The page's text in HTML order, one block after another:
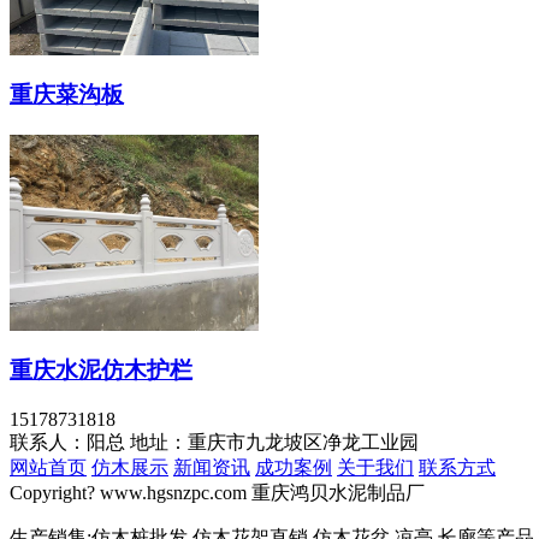
重庆菜沟板
重庆水泥仿木护栏
15178731818
联系人：阳总 地址：重庆市九龙坡区净龙工业园
网站首页 仿木展示 新闻资讯 成功案例 关于我们 联系方式
Copyright? www.hgsnzpc.com 重庆鸿贝水泥制品厂